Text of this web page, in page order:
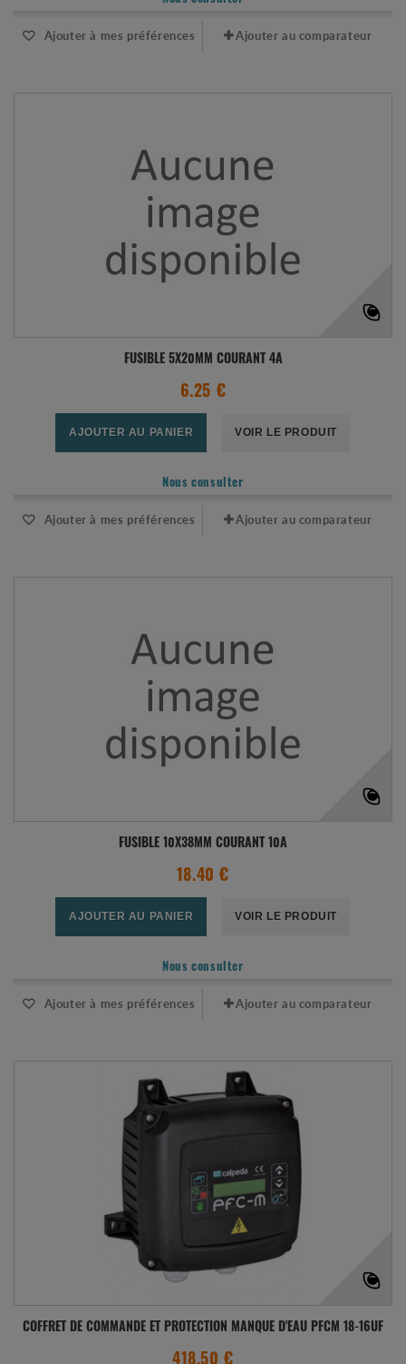
Ajouter à mes préférences Ajouter au comparateur
FUSIBLE 5X20MM COURANT 4A
6.25 €
AJOUTER AU PANIER VOIR LE PRODUIT
Nous consulter
Ajouter à mes préférences Ajouter au comparateur
FUSIBLE 10X38MM COURANT 10A
18.40 €
AJOUTER AU PANIER VOIR LE PRODUIT
Nous consulter
Ajouter à mes préférences Ajouter au comparateur
COFFRET DE COMMANDE ET PROTECTION MANQUE D'EAU PFCM 18-16UF